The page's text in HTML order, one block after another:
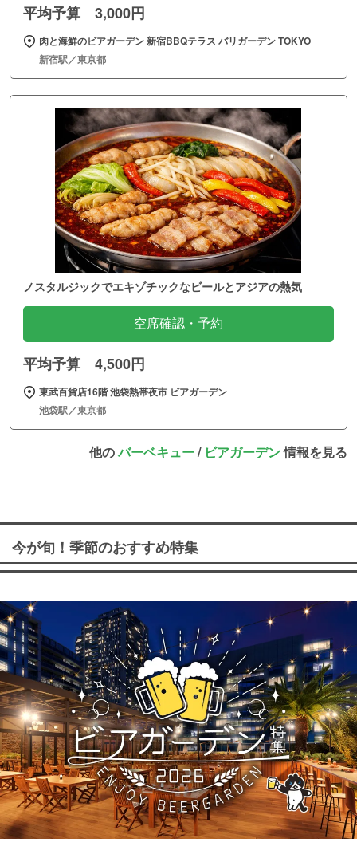
平均予算 3,000円
肉と海鮮のビアガーデン 新宿BBQテラス バリガーデン TOKYO
新宿駅／東京都
ノスタルジックでエキゾチックなビールとアジアの熱気
空席確認・予約
平均予算 4,500円
東武百貨店16階 池袋熱帯夜市 ビアガーデン
池袋駅／東京都
他のバーベキュー/ ビアガーデン情報を見る
今が旬！季節のおすすめ特集